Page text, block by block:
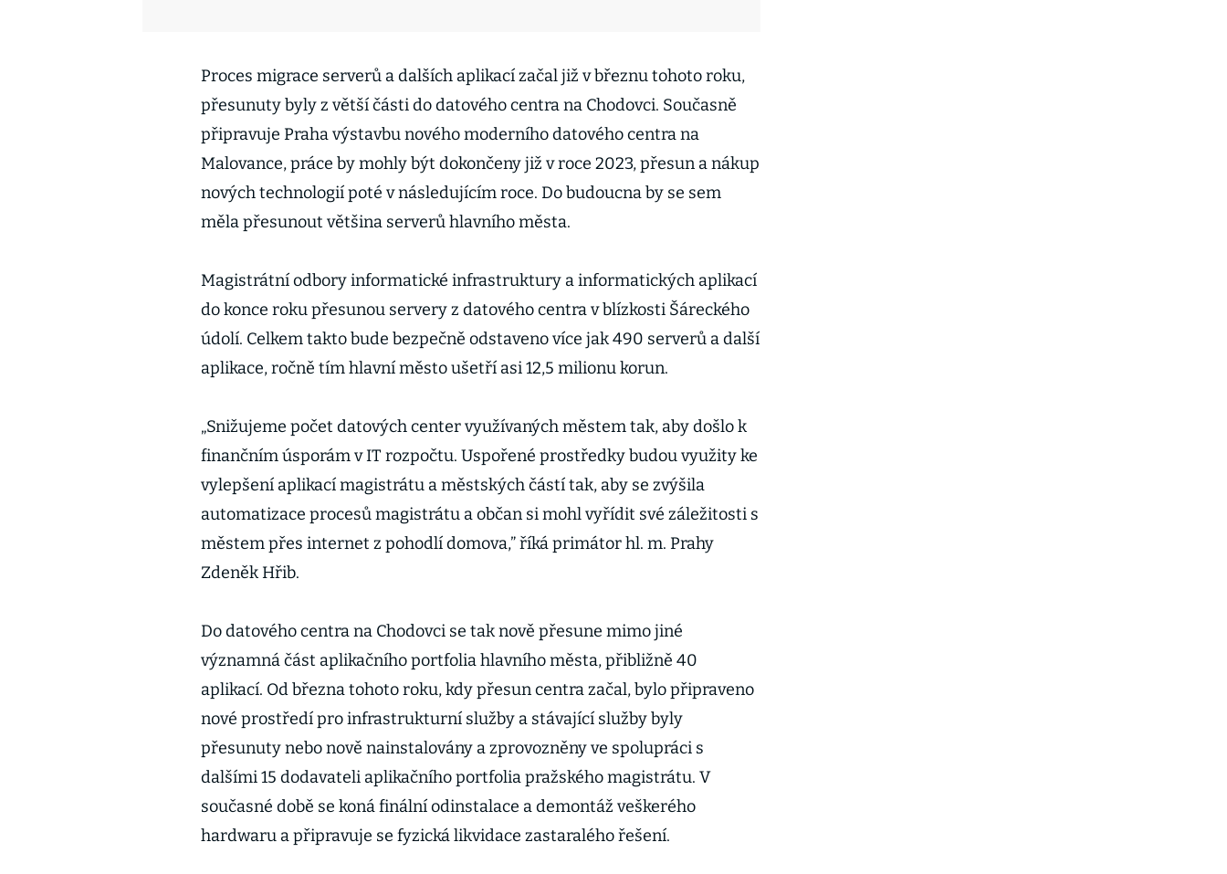
Proces migrace serverů a dalších aplikací začal již v březnu tohoto roku,
přesunuty byly z větší části do datového centra na Chodovci. Současně
připravuje Praha výstavbu nového moderního datového centra na
Malovance, práce by mohly být dokončeny již v roce 2023, přesun a nákup
nových technologií poté v následujícím roce. Do budoucna by se sem
měla přesunout většina serverů hlavního města.
Magistrátní odbory informatické infrastruktury a informatických aplikací
do konce roku přesunou servery z datového centra v blízkosti Šáreckého
údolí. Celkem takto bude bezpečně odstaveno více jak 490 serverů a další
aplikace, ročně tím hlavní město ušetří asi 12,5 milionu korun.
„Snižujeme počet datových center využívaných městem tak, aby došlo k
finančním úsporám v IT rozpočtu. Uspořené prostředky budou využity ke
vylepšení aplikací magistrátu a městských částí tak, aby se zvýšila
automatizace procesů magistrátu a občan si mohl vyřídit své záležitosti s
městem přes internet z pohodlí domova,” říká primátor hl. m. Prahy
Zdeněk Hřib.
Do datového centra na Chodovci se tak nově přesune mimo jiné
významná část aplikačního portfolia hlavního města, přibližně 40
aplikací. Od března tohoto roku, kdy přesun centra začal, bylo připraveno
nové prostředí pro infrastrukturní služby a stávající služby byly
přesunuty nebo nově nainstalovány a zprovozněny ve spolupráci s
dalšími 15 dodavateli aplikačního portfolia pražského magistrátu. V
současné době se koná finální odinstalace a demontáž veškerého
hardwaru a připravuje se fyzická likvidace zastaralého řešení.